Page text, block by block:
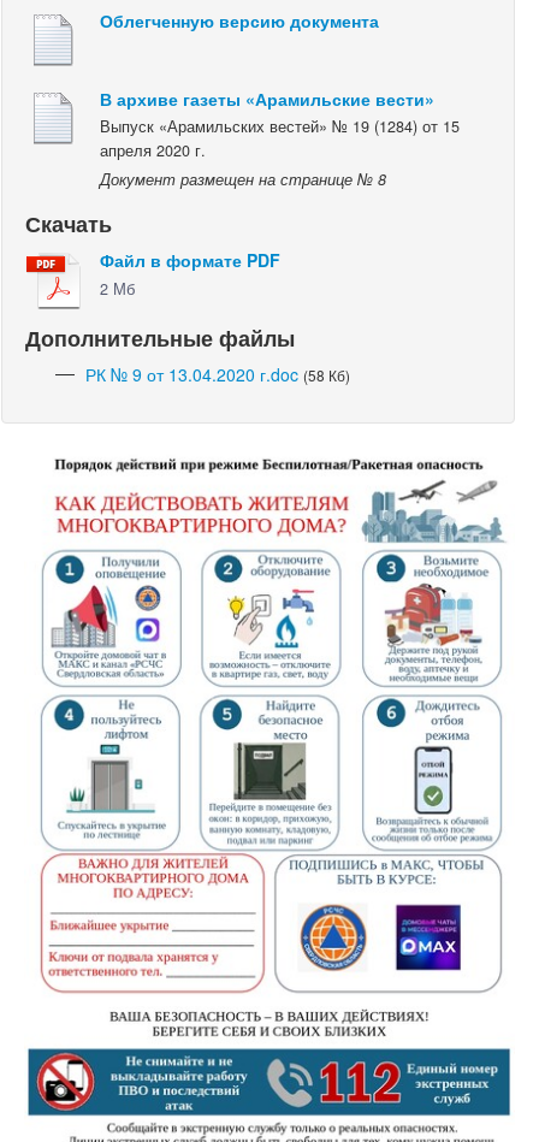
Облегченную версию документа
В архиве газеты «Арамильские вести»
Выпуск «Арамильских вестей» № 19 (1284) от 15
апреля 2020 г.
Документ размещен на странице № 8
Скачать
Файл в формате PDF
2 Мб
Дополнительные файлы
РК № 9 от 13.04.2020 г.doc (58 Кб)